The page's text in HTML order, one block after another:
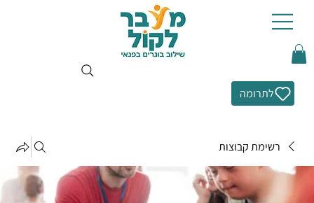
לתרומה
רשימת קבוצות